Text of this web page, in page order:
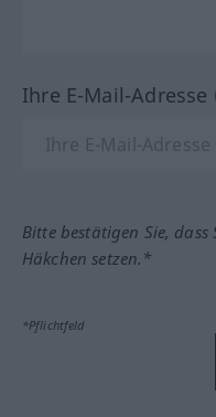
Ihre E-Mail-
Bitte bestätigen Sie, dass
Häkchen setzen.*
*Pflichtfeld